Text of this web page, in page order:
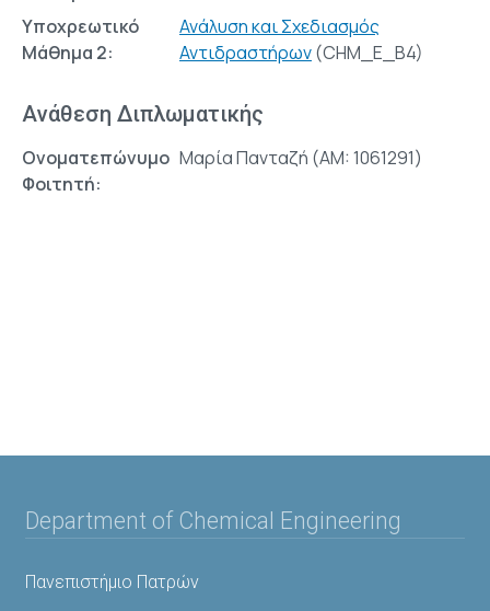
Υποχρεωτικό
Μάθημα 2:
Ανάλυση και Σχεδιασμός
Αντιδραστήρων(CHM_E_Β4)
Ανάθεση Διπλωματικής
Ονοματεπώνυμο
Φοιτητή:
Μαρία Πανταζή (AM: 1061291)
Department of Chemical Engineering
Πανεπιστήμιο Πατρών